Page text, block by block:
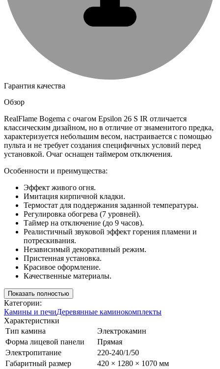
Гарантия качества
Обзор
RealFlame Bogema с очагом Epsilon 26 S IR отличается
классическим дизайном, но в отличие от знаменитого предка,
характеризуется небольшим весом, настраивается с помощью
пульта и не требует создания специфичных условий перед
установкой. Очаг оснащен таймером отключения.
Особенности и преимущества:
Эффект живого огня.
Имитация кирпичной кладки.
Термостат для поддержания заданной температуры.
Регулировка обогрева (7 уровней).
Таймер на отключение (до 9 часов).
Реалистичный звуковой эффект горения пламени и
потрескивания.
Независимый декоративный режим.
Пристенная установка.
Красивое оформление.
Качественные материалы.
Показать полностью
Категории:
Камины и печиДеревянные каминокомплекты
Характеристики
Тип камина
Электрокамин
Форма лицевой панели
Прямая
Электропитание
220-240/1/50
Габаритный размер
420 × 1280 × 1070 мм